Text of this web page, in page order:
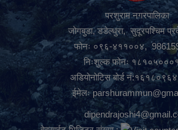
परशुराम नगरपालिका
जोगबुडा, डडेल्धुरा, सुदूरपश्चिम
फोनः ०९६-४११००४,
निःशुल्क फोनः
अडियोनोटिस बोर्ड
ईमेलः